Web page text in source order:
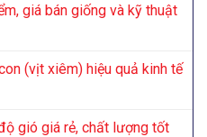
giá bán giống và kỹ thuật
(vịt xiêm) hiệu quả kinh tế
gió giá rẻ, chất lượng tốt